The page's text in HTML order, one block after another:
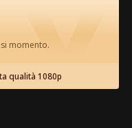
Tutti gli episodi
49 50
momento.
qualità 1080p